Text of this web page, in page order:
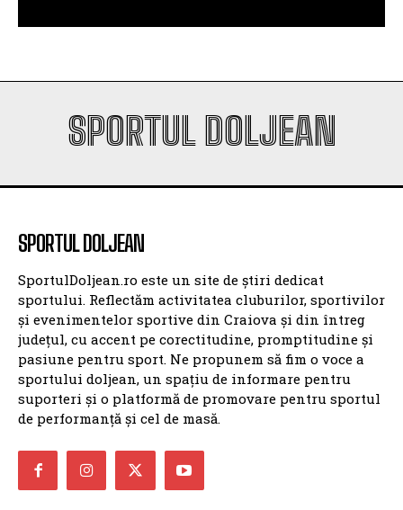
SPORTUL DOLJEAN
SPORTUL DOLJEAN
SportulDoljean.ro este un site de știri dedicat
sportului. Reflectăm activitatea cluburilor, sportivilor
și evenimentelor sportive din Craiova și din întreg
județul, cu accent pe corectitudine, promptitudine și
pasiune pentru sport. Ne propunem să fim o voce a
sportului doljean, un spațiu de informare pentru
suporteri și o platformă de promovare pentru sportul
de performanță și cel de masă.